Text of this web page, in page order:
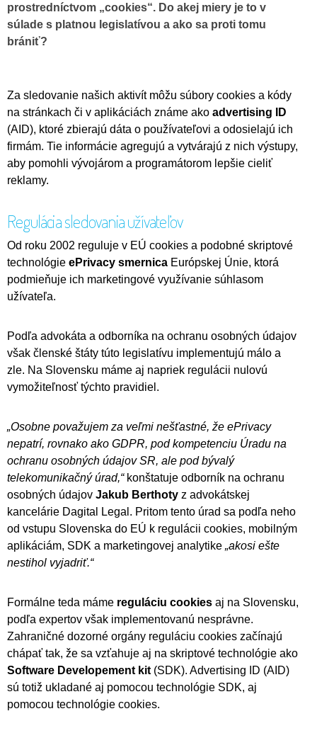
prostredníctvom „cookies“. Do akej miery je to v
súlade s platnou legislatívou a ako sa proti tomu
brániť?
Za sledovanie našich aktivít môžu súbory cookies a kódy
na stránkach či v aplikáciách známe ako advertising ID
(AID), ktoré zbierajú dáta o používateľovi a odosielajú ich
firmám. Tie informácie agregujú a vytvárajú z nich výstupy,
aby pomohli vývojárom a programátorom lepšie cieliť
reklamy.
Regulácia sledovania užívateľov
Od roku 2002 reguluje v EÚ cookies a podobné skriptové
technológie ePrivacy smernica Európskej Únie, ktorá
podmieňuje ich marketingové využívanie súhlasom
užívateľa.
Podľa advokáta a odborníka na ochranu osobných údajov
však členské štáty túto legislatívu implementujú málo a
zle. Na Slovensku máme aj napriek regulácii nulovú
vymožiteľnosť týchto pravidiel.
„Osobne považujem za veľmi nešťastné, že ePrivacy
nepatrí, rovnako ako GDPR, pod kompetenciu Úradu na
ochranu osobných údajov SR, ale pod bývalý
telekomunikačný úrad,“ konštatuje odborník na ochranu
osobných údajov Jakub Berthoty z advokátskej
kancelárie Dagital Legal. Pritom tento úrad sa podľa neho
od vstupu Slovenska do EÚ k regulácii cookies, mobilným
aplikáciám, SDK a marketingovej analytike „akosi ešte
nestihol vyjadriť.“
Formálne teda máme reguláciu cookies aj na Slovensku,
podľa expertov však implementovanú nesprávne.
Zahraničné dozorné orgány reguláciu cookies začínajú
chápať tak, že sa vzťahuje aj na skriptové technológie ako
Software Developement kit (SDK). Advertising ID (AID)
sú totiž ukladané aj pomocou technológie SDK, aj
pomocou technológie cookies.